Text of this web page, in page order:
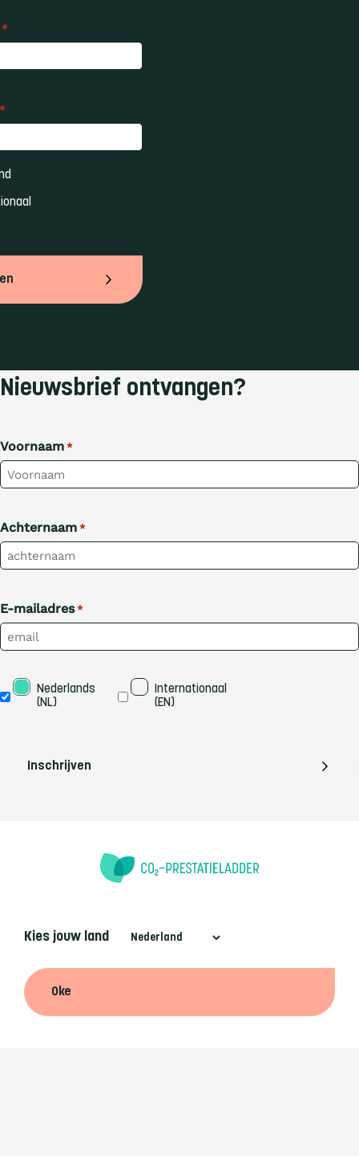
*
Nieuwsbrief ontvangen?
Voornaam *
Achternaam *
E-mailadres *
Taal
Nederlands
(NL)
Internationaal
(EN)
Inschrijven
Kies jouw land
Oke